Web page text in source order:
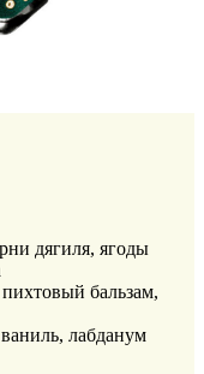
дягиля, ягоды
бальзам,
лабданум